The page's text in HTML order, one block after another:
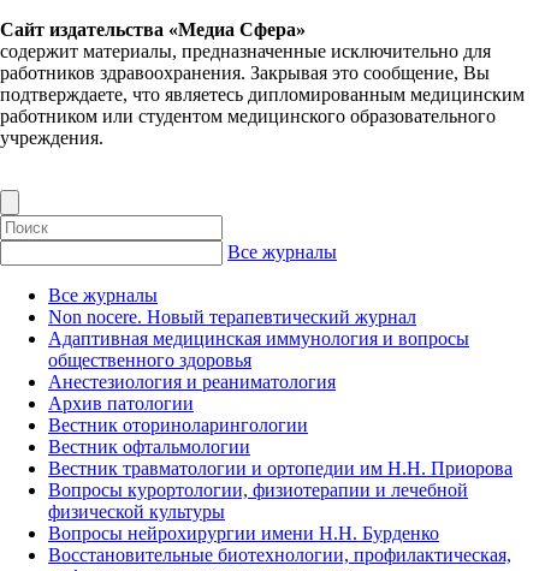
Сайт издательства «Медиа Сфера»
содержит материалы, предназначенные исключительно для
работников здравоохранения. Закрывая это сообщение, Вы
подтверждаете, что являетесь дипломированным медицинским
работником или студентом медицинского образовательного
учреждения.
Все журналы
Все журналы
Non nocere. Новый терапевтический журнал
Адаптивная медицинская иммунология и вопросы
общественного здоровья
Анестезиология и реаниматология
Архив патологии
Вестник оториноларингологии
Вестник офтальмологии
Вестник травматологии и ортопедии им Н.Н. Приорова
Вопросы курортологии, физиотерапии и лечебной
физической культуры
Вопросы нейрохирургии имени Н.Н. Бурденко
Восстановительные биотехнологии, профилактическая,